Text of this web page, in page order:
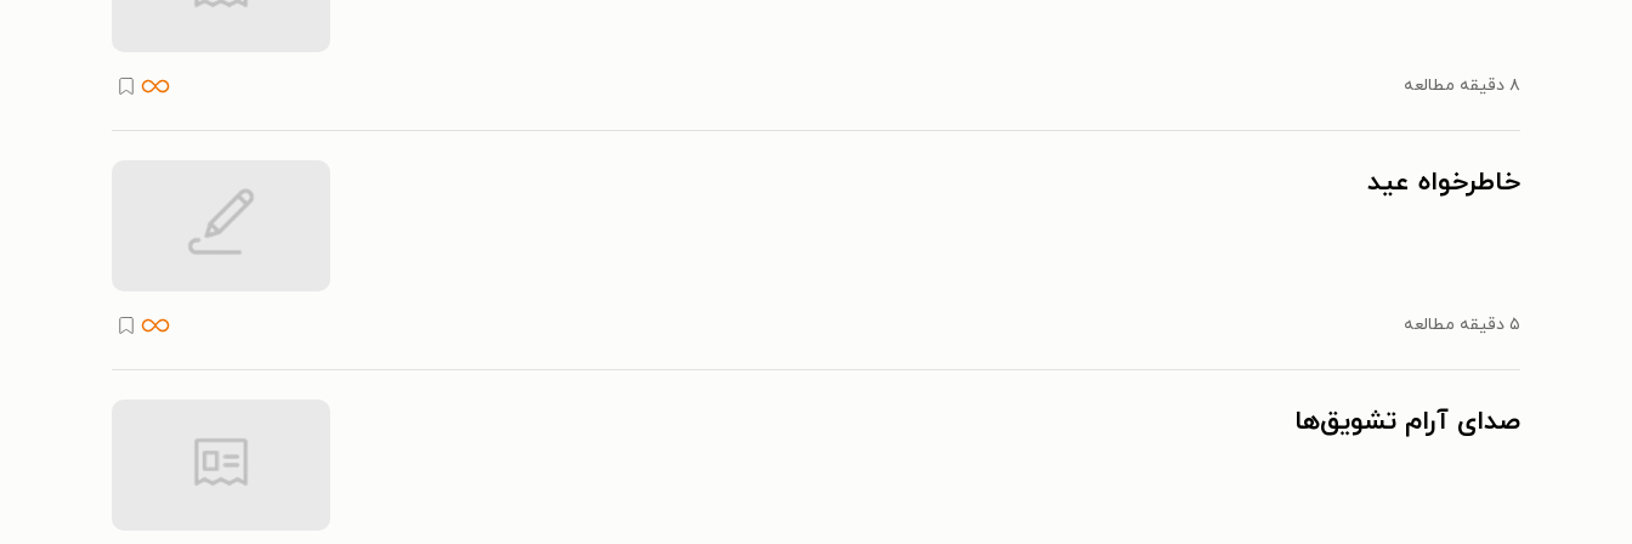
۸ دقیقه مطالعه
خاطرخواه عید
۵ دقیقه مطالعه
صدای آرام تشویق‌ها